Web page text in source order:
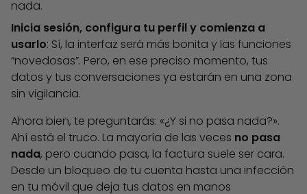
nada.
Inicia sesión, configura tu perfil y comienza a
usarlo: Sí, la interfaz será más bonita y las funciones
“novedosas”. Pero, en ese preciso momento, tus
datos y tus conversaciones ya estarán en una zona
sin vigilancia.
Ahora bien, te preguntarás: «¿Y si no pasa nada?».
Ahí está el truco. La mayoría de las veces no pasa
nada, pero cuando pasa, la factura suele ser cara.
Desde un bloqueo de tu cuenta hasta una infección
en tu móvil que deja tus datos en manos